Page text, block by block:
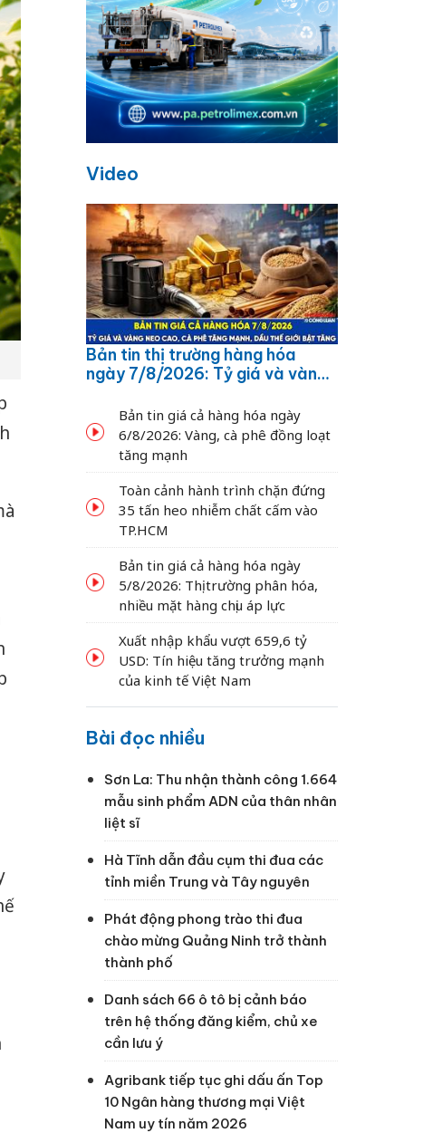
Video
Bản tin thị trường hàng hóa
ngày 7/8/2026: Tỷ giá và vàng
dầu thế giới bật tăng
Bản tin giá cả hàng hóa ngày
6/8/2026: Vàng, cà phê đồng loạt
tăng mạnh
Toàn cảnh hành trình chặn đứng
35 tấn heo nhiễm chất cấm vào
TP.HCM
Bản tin giá cả hàng hóa ngày
5/8/2026: Thị trường phân hóa,
nhiều mặt hàng chịu áp lực
Xuất nhập khẩu vượt 659,6 tỷ
USD: Tín hiệu tăng trưởng mạnh
của kinh tế Việt Nam
Bài đọc nhiều
Sơn La: Thu nhận thành công 1.664
mẫu sinh phẩm ADN của thân nhân
liệt sĩ
Hà Tĩnh dẫn đầu cụm thi đua các
tỉnh miền Trung và Tây nguyên
Phát động phong trào thi đua
chào mừng Quảng Ninh trở thành
thành phố
Danh sách 66 ô tô bị cảnh báo
trên hệ thống đăng kiểm, chủ xe
cần lưu ý
Agribank tiếp tục ghi dấu ấn Top
10 Ngân hàng thương mại Việt
Nam uy tín năm 2026